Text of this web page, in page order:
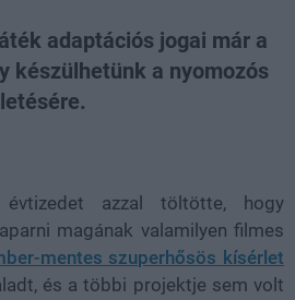
adaptációs jogai már a
készülhetünk a nyomozós
azzal töltötte, hogy
magának valamilyen filmes
mentes szuperhősös kísérlet
és a többi projektje sem volt